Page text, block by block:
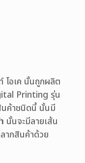
โอเค นั้นถูกผลิต
Printing รุ่น
ค้าชนิดนี้ นั้นมี
นั้นจะมีลายเส้น
ากสินค้าด้วย